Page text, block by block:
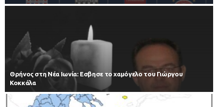
Θρήνος στη Νέα Ιωνία: Εσβησε το χαμόγελο του Γιώργου
Κοκκάλα